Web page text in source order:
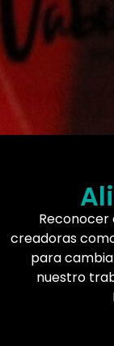
Reconocer
creadoras
para
nuestro